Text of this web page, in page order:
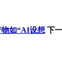
如“AI设想 下